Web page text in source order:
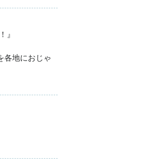
』
各地におじゃ